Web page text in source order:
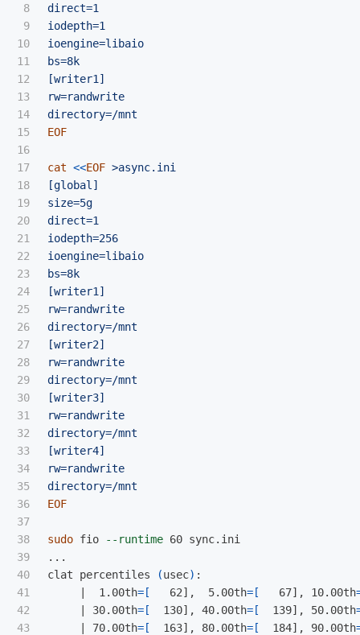
8
9
10
11
12
13
14
15
16
17
18
19
20
21
22
23
24
25
26
27
28
29
30
31
32
33
34
35
36
37
38
39
40
41
42
43
direct=1
iodepth=1
ioengine=libaio
bs=8k
[writer1]
rw=randwrite
EOF
cat <<EOF >async.ini
[global]
size=5g
direct=1
iodepth=256
ioengine=libaio
bs=8k
[writer1]
rw=randwrite
directory=/mnt
[writer2]
rw=randwrite
directory=/mnt
[writer3]
rw=randwrite
directory=/mnt
[writer4]
rw=randwrite
EOF
sudo fio --runtime 60 sync.ini
...
clat percentiles
(usec) :
     |  1.00th
=[
   62],  5.00th
=[
   67], 10.00th
     | 30.00th
=[
  130], 40.00th
=[
  139], 50.00th
     | 70.00th
=[
  163], 80.00th
=[
  184], 90.00th